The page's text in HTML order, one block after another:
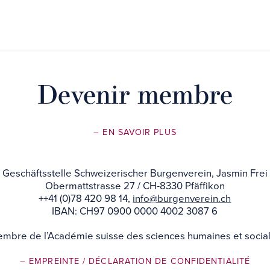
Devenir membre
– EN SAVOIR PLUS
Geschäftsstelle Schweizerischer Burgenverein, Jasmin Frei
Obermattstrasse 27 / CH-8330 Pfäffikon
++41 (0)78 420 98 14, info@burgenverein.ch
IBAN: CH97 0900 0000 4002 3087 6
de l’Académie suisse des sciences humaines et
– EMPREINTE/ DÉCLARATION DE CONFIDENTIALITÉ